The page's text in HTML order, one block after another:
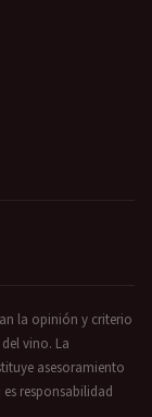
la opinión y criterio
vino. La
asesoramiento
responsabilidad